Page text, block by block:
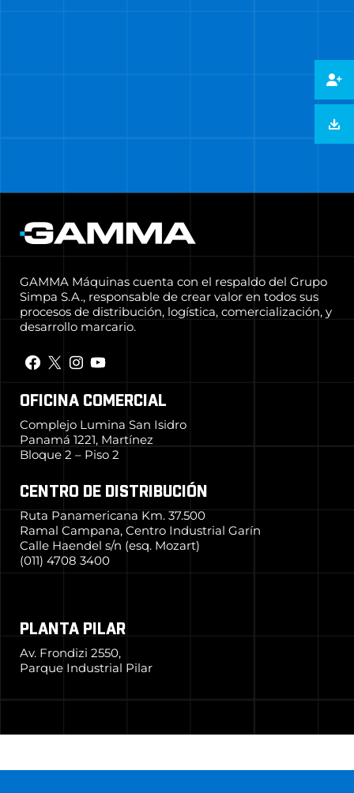
GAMMA Máquinas cuenta con el respaldo del Grupo
Simpa S.A., responsable de crear valor en todos sus
procesos de distribución, logística, comercialización, y
desarrollo marcario.
OFICINA COMERCIAL
Complejo Lumina San Isidro
Panamá 1221, Martínez
Bloque 2 – Piso 2
CENTRO DE DISTRIBUCIÓN
Ruta Panamericana Km. 37.500
Ramal Campana, Centro Industrial Garín
Calle Haendel s/n (esq. Mozart)
(011) 4708 3400
PLANTA PILAR
Av. Frondizi 2550,
Parque Industrial Pilar